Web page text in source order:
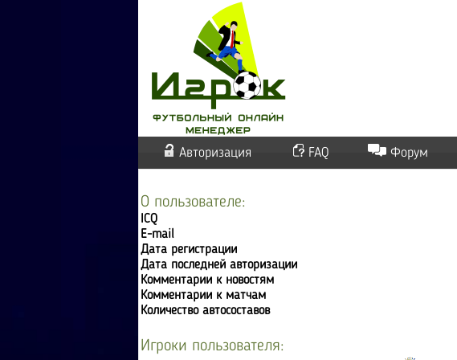
Авторизация FAQ Форум
О пользователе:
ICQ
E-mail
Дата регистрации
Дата последней авторизации
Комментарии к новостям
Комментарии к матчам
Количество автосоставов
Игроки пользователя: